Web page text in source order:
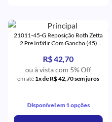
21011-45-G Reposição Roth Zetta
2 Pre Inf/dir Com Gancho (45)
R$ 42,70
ou à vista com 5% Off
em até 1x de R$ 42,70 sem juros
Disponível em 1 opções